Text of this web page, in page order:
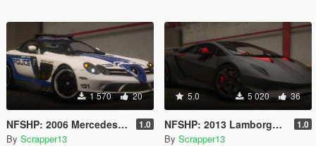
1 570 20
NFSHP: 2006 Mercedes-Benz SLR McLaren 722 Edition SCPD [Add-On | Sounds | Template] 1.0
By Scrapper13
5.0 5 020 36
NFSHP: 2013 Lamborghini Sesto Elemento [Add-On | Template] 1.0
By Scrapper13